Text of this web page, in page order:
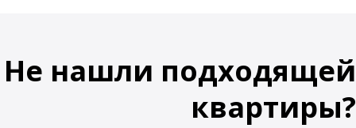
Не нашли подходящей
квартиры?